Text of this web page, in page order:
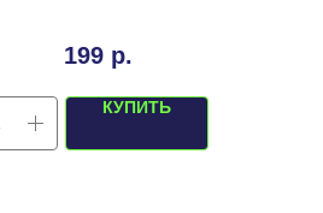
199 р.
КУПИТЬ